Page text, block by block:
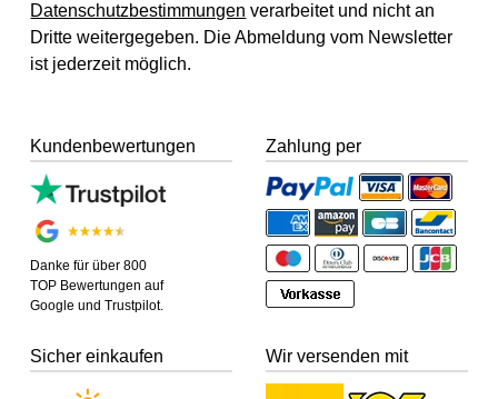
Datenschutzbestimmungen verarbeitet und nicht an
Dritte weitergegeben. Die Abmeldung vom Newsletter
ist jederzeit möglich.
Kundenbewertungen
Danke für über 800
TOP Bewertungen auf
Google und Trustpilot.
Zahlung per
Sicher einkaufen Wir versenden mit